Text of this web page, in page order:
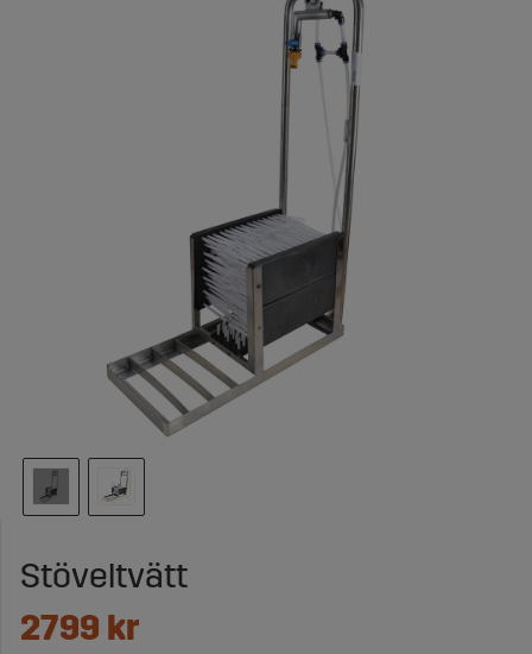
Stöveltvätt
2799 kr